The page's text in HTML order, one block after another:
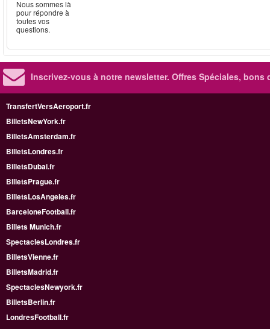
Nous sommes là
pour répondre à
toutes vos
questions.
Inscrivez-vous à notre newsletter. Offres Spéciales, bons
TransfertVersAeroport.fr
BilletsNewYork.fr
BilletsAmsterdam.fr
BilletsLondres.fr
BilletsDubai.fr
BilletsPrague.fr
BilletsLosAngeles.fr
BarceloneFootball.fr
Billets Munich.fr
SpectaclesLondres.fr
BilletsVienne.fr
BilletsMadrid.fr
SpectaclesNewyork.fr
BilletsBerlin.fr
LondresFootball.fr